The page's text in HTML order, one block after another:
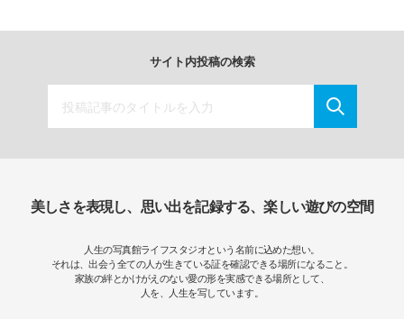
サイト内投稿の検索
美しさを表現し、思い出を記録する、楽しい遊びの空間
人生の写真館ライフスタジオという名前に込めた想い。
それは、出会う全ての人が生きている証を確認できる場所になること。
家族の絆とかけがえのない愛の形を実感できる場所として、
人を、人生を写しています。